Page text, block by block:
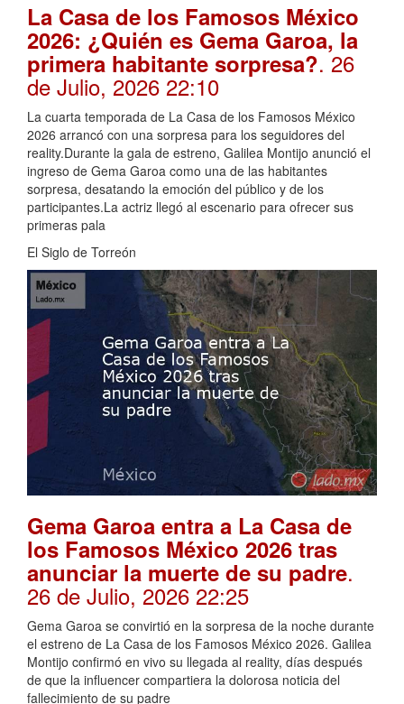
La Casa de los Famosos México
2026: ¿Quién es Gema Garoa, la
primera habitante sorpresa?. 26
de Julio, 2026 22:10
La cuarta temporada de La Casa de los Famosos México
2026 arrancó con una sorpresa para los seguidores del
reality.Durante la gala de estreno, Galilea Montijo anunció el
ingreso de Gema Garoa como una de las habitantes
sorpresa, desatando la emoción del público y de los
participantes.La actriz llegó al escenario para ofrecer sus
primeras pala
El Siglo de Torreón
Gema Garoa entra a La Casa de
los Famosos México 2026 tras
anunciar la muerte de su padre.
26 de Julio, 2026 22:25
Gema Garoa se convirtió en la sorpresa de la noche durante
el estreno de La Casa de los Famosos México 2026. Galilea
Montijo confirmó en vivo su llegada al reality, días después
de que la influencer compartiera la dolorosa noticia del
fallecimiento de su padre